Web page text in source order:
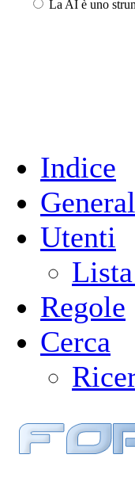
La AI è uno
Indice
General
Utenti
Regole
Cerca